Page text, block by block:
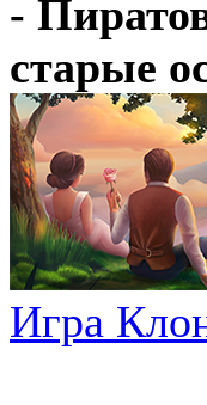
-
старые
Игра